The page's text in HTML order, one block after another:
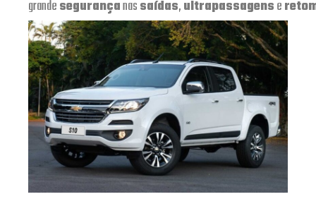
grandesegurançanassaídas,ultrapassagense